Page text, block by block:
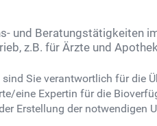
und Beratungstätigkeiten
z.B. für Ärzte und
sind Sie verantwortlich für die
eine Expertin für die
Erstellung der notwendigen